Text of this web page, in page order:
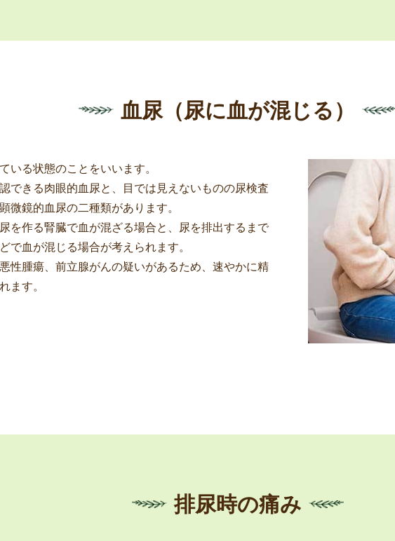
血尿（尿に血が混じる）
いる状態のことをいいます。
できる肉眼的血尿と、目では見えないものの尿検査
微鏡的血尿の二種類があります。
を作る腎臓で血が混ざる場合と、尿を排出するまで
で血が混じる場合が考えられます。
性腫瘍、前立腺がんの疑いがあるため、速やかに精
ます。
排尿時の痛み